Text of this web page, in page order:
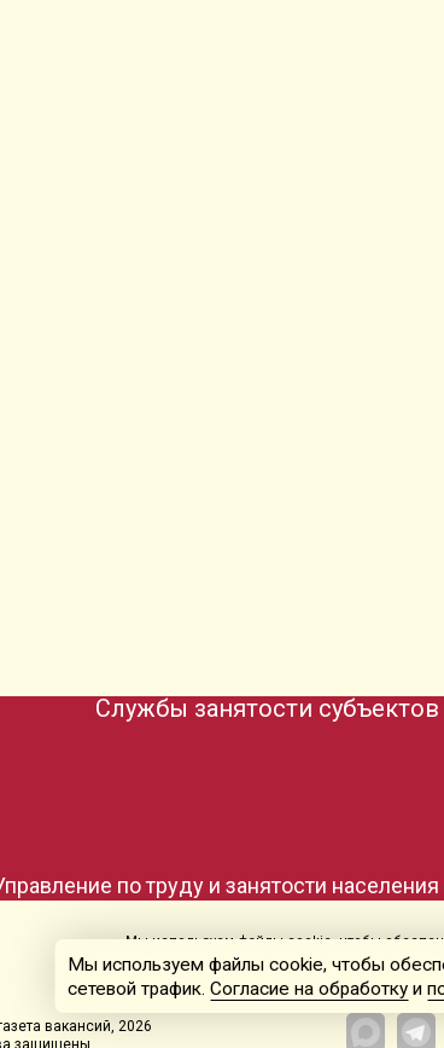
по труду и занятости
Службы занятости
Мы используем файлы cookie, чтобы
Согласие на
газета вакансий, 2026
защищены
Мы используем файлы cookie, чтобы
сетевой трафик. Согласие на обработку и